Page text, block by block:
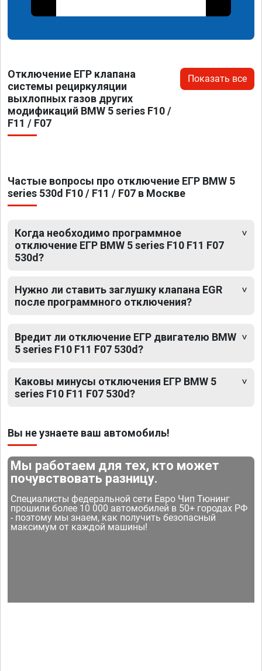
Отключение ЕГР клапана
системы рециркуляции
выхлопных газов других
модификаций BMW 5 series F10 /
F11 / F07
Показать все
Частые вопросы про отключение ЕГР BMW 5
series 530d F10 / F11 / F07 в Москве
Когда необходимо программное
отключение ЕГР BMW 5 series F10 F11 F07
530d?
Нужно ли ставить заглушку клапана EGR
после программного отключения?
Вредит ли отключение ЕГР двигателю BMW
5 series F10 F11 F07 530d?
Каковы минусы отключения ЕГР BMW 5
series F10 F11 F07 530d?
Вы не узнаете ваш автомобиль!
Мы работаем для тех, кто может
почувствовать разницу.
Специалисты федеральной сети Евро Чип Тюнинг
прошили более 10 000 автомобилей в 50+ городах РФ
- поэтому мы знаем, как получить безопасный
максимум от каждой машины!